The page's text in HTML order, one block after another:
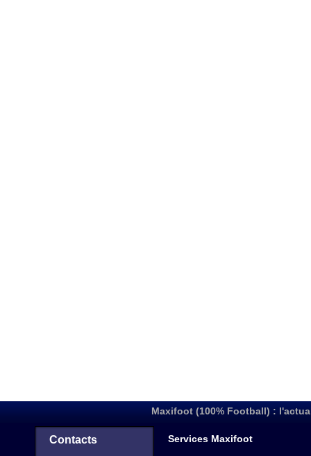
Maxifoot (100% Football) :
Contacts Services Maxifoot